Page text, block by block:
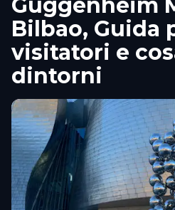
Guggenheim
Bilbao, Guida
visitatori e
dintorni